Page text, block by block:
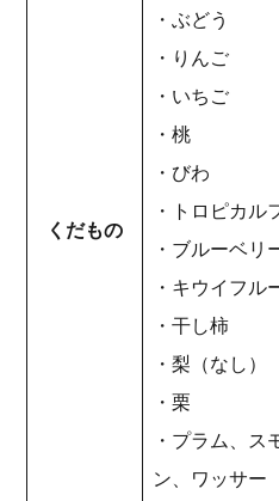
くだもの
・ぶどう
・りんご
・いちご
・桃
・びわ
・トロピカル
・ブルーベリ
・キウイフル
・干し柿
・梨（なし）
・栗
・プラム、ス
ン、ワッサー